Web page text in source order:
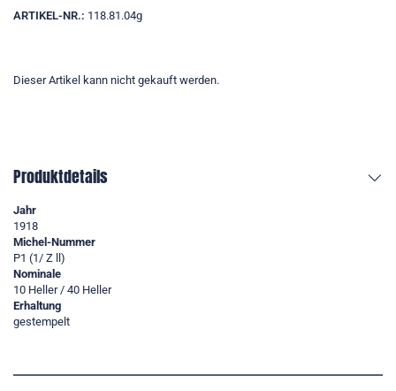
ARTIKEL-NR.: 118.81.04g
Dieser Artikel kann nicht gekauft werden.
Produktdetails
Jahr
1918
Michel-Nummer
P1 (1/ Z ll)
Nominale
10 Heller / 40 Heller
Erhaltung
gestempelt